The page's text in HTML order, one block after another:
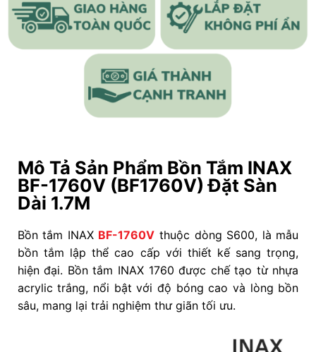
Mô Tả Sản Phẩm Bồn Tắm INAX
BF-1760V (BF1760V) Đặt Sàn
Dài 1.7M
Bồn tắm INAX BF-1760V thuộc dòng S600, là mẫu
bồn tắm lập thể cao cấp với thiết kế sang trọng,
hiện đại. Bồn tắm INAX 1760 được chế tạo từ nhựa
acrylic trắng, nổi bật với độ bóng cao và lòng bồn
sâu, mang lại trải nghiệm thư giãn tối ưu.